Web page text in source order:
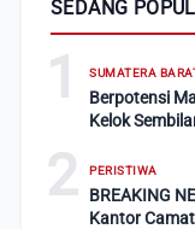
SEDANG
1 SUMATERA
Berpotensi
Kelok
2 PERISTIWA
BREAKING
Kantor